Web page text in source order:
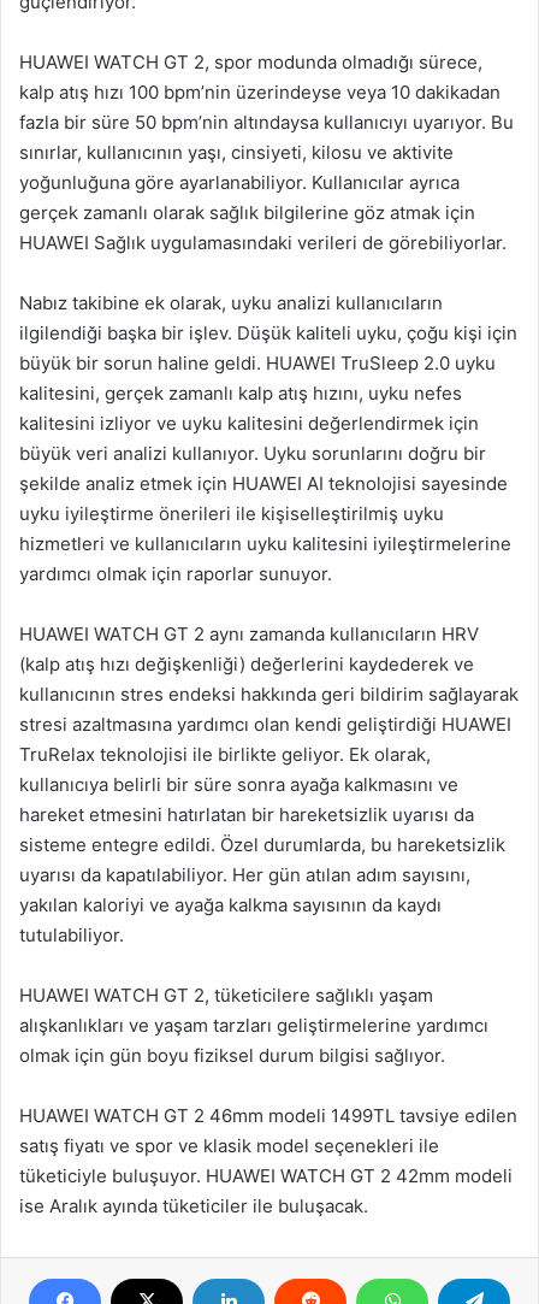
HUAWEI WATCH GT 2, spor modunda olmadığı sürece,
kalp atış hızı 100 bpm’nin üzerindeyse veya 10 dakikadan
fazla bir süre 50 bpm’nin altındaysa kullanıcıyı uyarıyor. Bu
sınırlar, kullanıcının yaşı, cinsiyeti, kilosu ve aktivite
yoğunluğuna göre ayarlanabiliyor. Kullanıcılar ayrıca
gerçek zamanlı olarak sağlık bilgilerine göz atmak için
HUAWEI Sağlık uygulamasındaki verileri de görebiliyorlar.
Nabız takibine ek olarak, uyku analizi kullanıcıların
ilgilendiği başka bir işlev. Düşük kaliteli uyku, çoğu kişi için
büyük bir sorun haline geldi. HUAWEI TruSleep 2.0 uyku
kalitesini, gerçek zamanlı kalp atış hızını, uyku nefes
kalitesini izliyor ve uyku kalitesini değerlendirmek için
büyük veri analizi kullanıyor. Uyku sorunlarını doğru bir
şekilde analiz etmek için HUAWEI AI teknolojisi sayesinde
uyku iyileştirme önerileri ile kişiselleştirilmiş uyku
hizmetleri ve kullanıcıların uyku kalitesini iyileştirmelerine
yardımcı olmak için raporlar sunuyor.
HUAWEI WATCH GT 2 aynı zamanda kullanıcıların HRV
(kalp atış hızı değişkenliği) değerlerini kaydederek ve
kullanıcının stres endeksi hakkında geri bildirim sağlayarak
stresi azaltmasına yardımcı olan kendi geliştirdiği HUAWEI
TruRelax teknolojisi ile birlikte geliyor. Ek olarak,
kullanıcıya belirli bir süre sonra ayağa kalkmasını ve
hareket etmesini hatırlatan bir hareketsizlik uyarısı da
sisteme entegre edildi. Özel durumlarda, bu hareketsizlik
uyarısı da kapatılabiliyor. Her gün atılan adım sayısını,
yakılan kaloriyi ve ayağa kalkma sayısının da kaydı
tutulabiliyor.
HUAWEI WATCH GT 2, tüketicilere sağlıklı yaşam
alışkanlıkları ve yaşam tarzları geliştirmelerine yardımcı
olmak için gün boyu fiziksel durum bilgisi sağlıyor.
HUAWEI WATCH GT 2 46mm modeli 1499TL tavsiye edilen
satış fiyatı ve spor ve klasik model seçenekleri ile
tüketiciyle buluşuyor. HUAWEI WATCH GT 2 42mm modeli
ise Aralık ayında tüketiciler ile buluşacak.